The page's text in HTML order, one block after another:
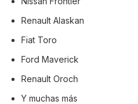
Renault Alaskan
Fiat Toro
Ford Maverick
Renault Oroch
Y muchas más